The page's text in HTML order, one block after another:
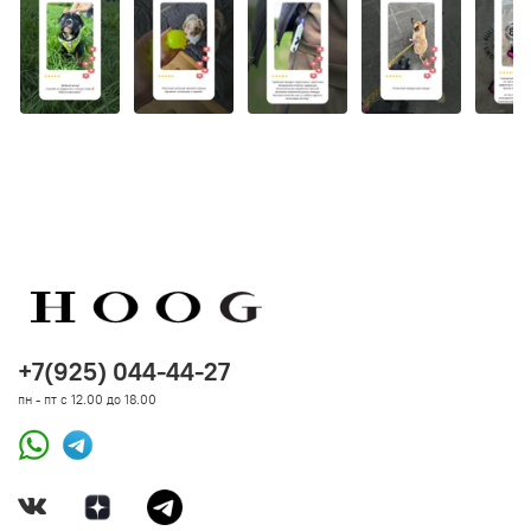
Мы заботимся о качестве каждого продукта идаем
гарантиюот производителя на все товары
брендаZee.Dog для зарегистрированных
покупателей HOOG. В течение12 месяцевс момента
+7(925) 044-44-27
пн - пт с 12.00 до 18.00